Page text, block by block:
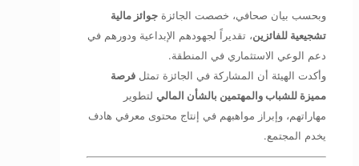
وبحسب بيان صحافي، خصصت الجائزة جوائز مالية
تشجيعية للفائزين، تقديراً لجهودهم الإبداعية ودورهم في
دعم الوعي الاستثماري في المنطقة.
وأكدت الهيئة أن المشاركة في الجائزة تمثل فرصة
مميزة للشباب والمهتمين بالشأن المالي لتطوير
مهاراتهم، وإبراز مواهبهم في إنتاج محتوى معرفي هادف
يخدم المجتمع.